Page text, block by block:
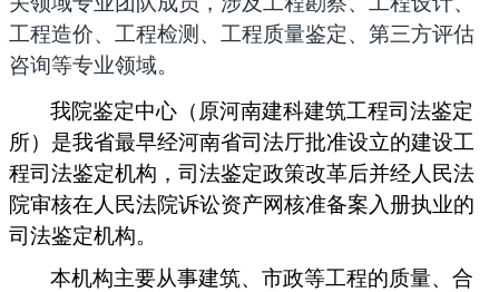
工程造价、工程检测、工程质量鉴定、第三方评估
咨询等专业领域。
我院鉴定中心（原河南建科建筑工程司法鉴定
所）是我省最早经河南省司法厅批准设立的建设工
程司法鉴定机构，司法鉴定政策改革后并经人民法
院审核在人民法院诉讼资产网核准备案入册执业的
司法鉴定机构。
本机构主要从事建筑、市政等工程的质量、合